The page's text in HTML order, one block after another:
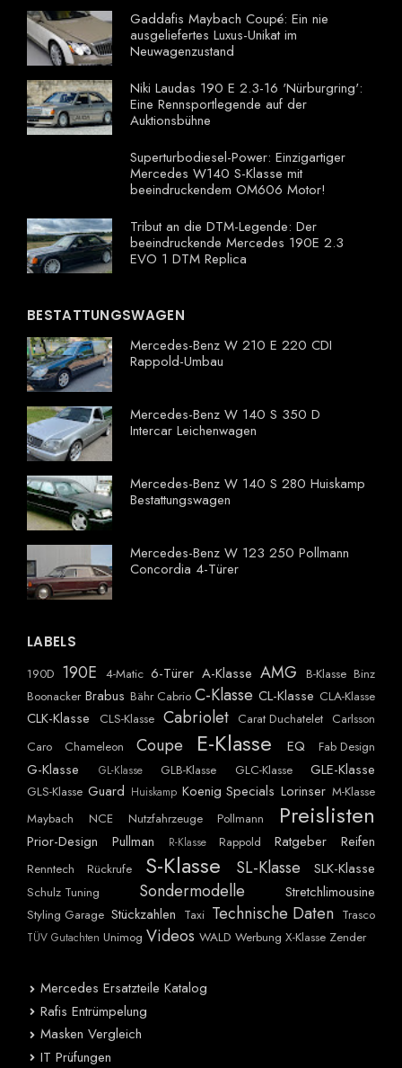
Gaddafis Maybach Coupé: Ein nie
ausgeliefertes Luxus-Unikat im
Neuwagenzustand
Niki Laudas 190 E 2.3-16 'Nürburgring':
Eine Rennsportlegende auf der
Auktionsbühne
Superturbodiesel-Power: Einzigartiger
Mercedes W140 S-Klasse mit
beeindruckendem OM606 Motor!
Tribut an die DTM-Legende: Der
beeindruckende Mercedes 190E 2.3
EVO 1 DTM Replica
BESTATTUNGSWAGEN
Mercedes-Benz W 210 E 220 CDI
Rappold-Umbau
Mercedes-Benz W 140 S 350 D
Intercar Leichenwagen
Mercedes-Benz W 140 S 280 Huiskamp
Bestattungswagen
Mercedes-Benz W 123 250 Pollmann
Concordia 4-Türer
LABELS
190D 190E 4-Matic 6-Türer A-Klasse AMG B-Klasse Binz
Boonacker Brabus Bähr Cabrio C-Klasse CL-Klasse CLA-Klasse
CLK-Klasse CLS-Klasse Cabriolet Carat Duchatelet Carlsson
Caro
Chameleon Coupe E-Klasse EQ Fab Design
G-Klasse GL-Klasse GLB-Klasse GLC-Klasse GLE-Klasse
GLS-Klasse Guard Huiskamp Koenig Specials Lorinser M-Klasse
Maybach
NCE Nutzfahrzeuge Pollmann Preislisten
Prior-Design Pullman R-Klasse Rappold Ratgeber Reifen
Renntech Rückrufe S-Klasse SL-Klasse SLK-Klasse
Schulz Tuning Sondermodelle Stretchlimousine
Styling Garage Stückzahlen Taxi Technische Daten Trasco
TÜV Gutachten Unimog Videos WALD Werbung X-Klasse Zender
Mercedes Ersatzteile Katalog
Rafis Entrümpelung
Masken Vergleich
IT Prüfungen